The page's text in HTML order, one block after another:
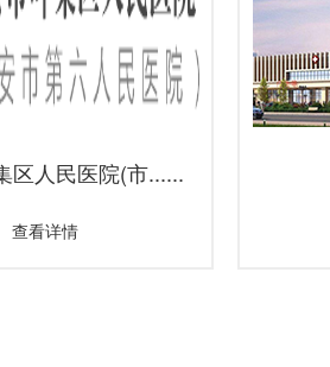
区人民医院(市......
查看详情